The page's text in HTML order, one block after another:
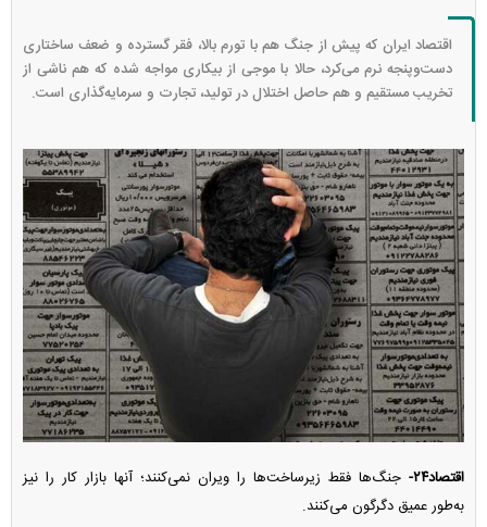
اقتصاد ایران که پیش از جنگ هم با تورم بالا، فقر گسترده و ضعف ساختاری
دست‌وپنجه نرم می‌کرد، حالا با موجی از بیکاری مواجه شده که هم ناشی از
تخریب مستقیم و هم حاصل اختلال در تولید، تجارت و سرمایه‌گذاری است.
اقتصاد۲۴-
جنگ‌ها فقط زیرساخت‌ها را ویران نمی‌کنند؛ آنها بازار کار را نیز
به‌طور عمیق دگرگون می‌کنند.